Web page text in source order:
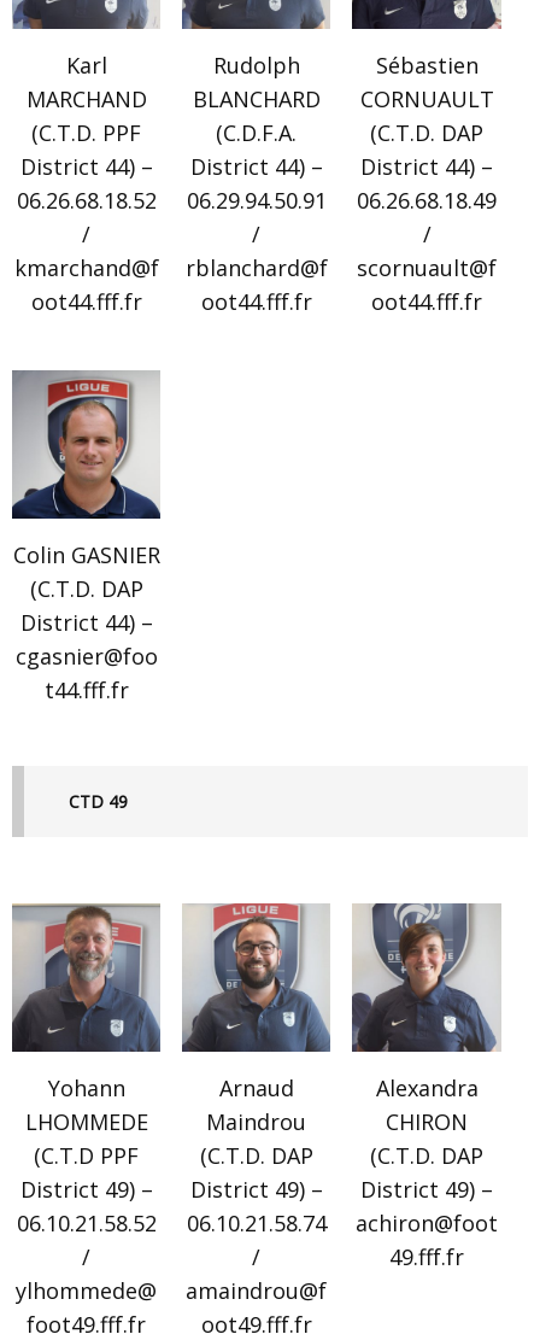
Karl
MARCHAND
(C.T.D. PPF
District 44) –
06.26.68.18.52
/
kmarchand@f
oot44.fff.fr
Rudolph
BLANCHARD
(C.D.F.A.
District 44) –
06.29.94.50.91
/
rblanchard@f
oot44.fff.fr
Sébastien
CORNUAULT
(C.T.D. DAP
District 44) –
06.26.68.18.49
/
scornuault@f
oot44.fff.fr
Colin GASNIER
(C.T.D. DAP
District 44) –
cgasnier@foo
t44.fff.fr
CTD 49
Yohann
LHOMMEDE
(C.T.D PPF
District 49) –
06.10.21.58.52
/
ylhommede@
foot49.fff.fr
Arnaud
Maindrou
(C.T.D. DAP
District 49) –
06.10.21.58.74
/
amaindrou@f
oot49.fff.fr
Alexandra
CHIRON
(C.T.D. DAP
District 49) –
achiron@foot
49.fff.fr